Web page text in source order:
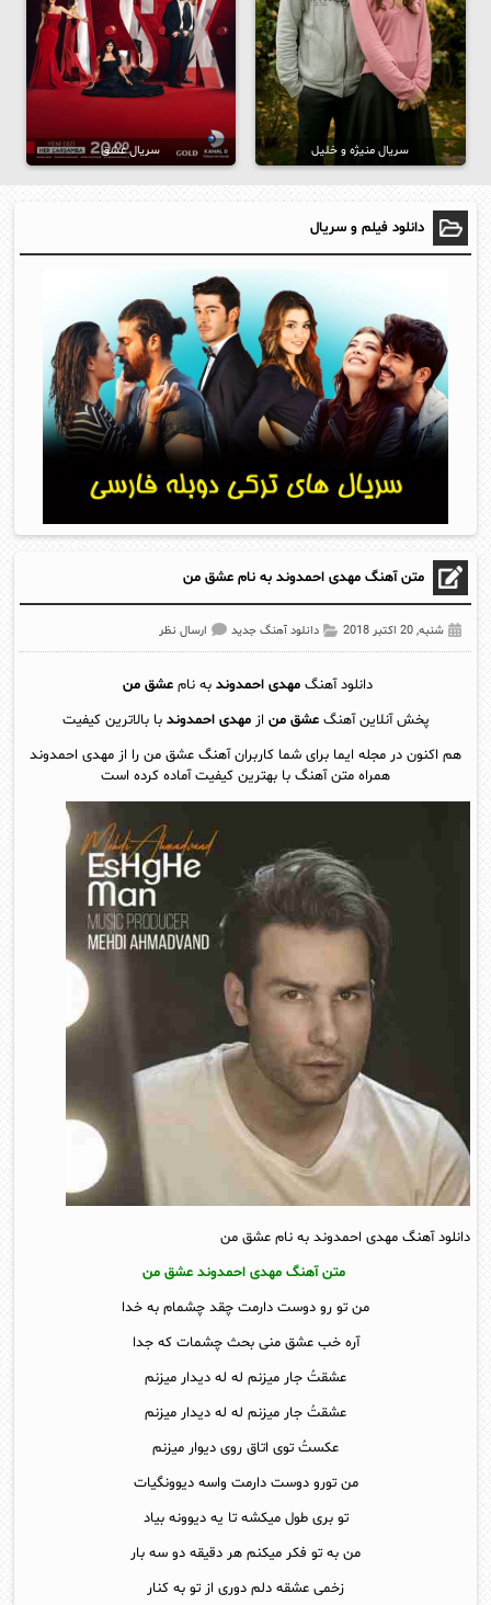
سریال منیژه و خلیل سریال عشق
دانلود فیلم و سریال
متن آهنگ مهدی احمدوند به نام عشق من
شنبه, 20 اکتبر 2018 دانلود آهنگ جدید ارسال نظر
دانلود آهنگ مهدی احمدوند به نام عشق من
پخش آنلاين آهنگعشق من ازمهدی احمدوند با بالاترین کیفیت
هم اکنون در مجله ایما برای شما کاربران آهنگ عشق من را از مهدی احمدوند
همراه متن آهنگ با بهترین کیفیت آماده کرده است
دانلود آهنگ مهدی احمدوند به نام عشق من
متن آهنگ مهدی احمدوند عشق من
من تو رو دوست دارمت چقد چشمام به خدا
آره خب عشق منی بحث چشمات که جدا
عشقتُ جار میزنم له له دیدار میزنم
عشقتُ جار میزنم له له دیدار میزنم
عکستُ توی اتاق روی دیوار میزنم
من تورو دوست دارمت واسه دیوونگیات
تو بری طول میکشه تا یه دیوونه بیاد
من به تو فکر میکنم هر دقیقه دو سه بار
زخمی عشقه دلم دوری از تو به کنار